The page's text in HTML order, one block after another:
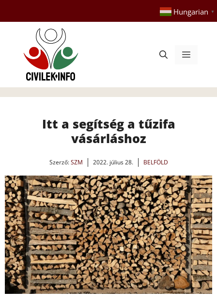
tartalomba
Hungarian ▼
Menü
Itt a segítség a tűzifa
vásárláshoz
Szerző:SZM 2022. július 28. BELFÖLD